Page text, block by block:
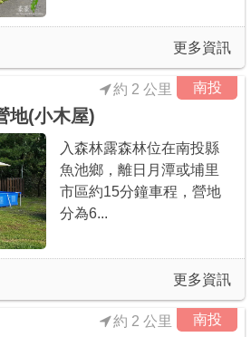
更多資訊
南投
地(小木屋)
約 2 公里
入森林露森林位在南投縣
魚池鄉，離日月潭或埔里
市區約15分鐘車程，營地
分為6...
更多資訊
南投
約 2 公里